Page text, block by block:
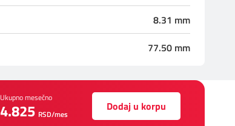
8.31 mm
77.50 mm
Ukupno mesečno
4.825 RSD/mes
Dodaj u korpu